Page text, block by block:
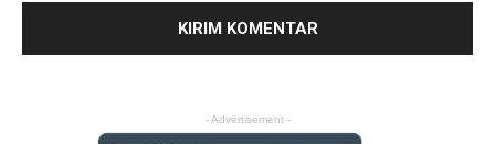
- Advertisement -